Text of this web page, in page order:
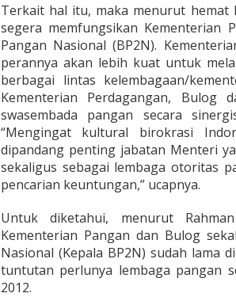
g
a
n
Terkait hal itu, maka menurut hemat
segera memfungsikan Kementerian
Pangan Nasional (BP2N).
perannya akan lebih kuat untuk
berbagai lintas kelembagaan/
Kementerian Perdagangan, Bulog
swasembada pangan secara
“Mengingat kultural birokrasi
dipandang penting jabatan Menteri
sekaligus sebagai lembaga otoritas
pencarian keuntungan,” ucapnya.
Untuk diketahui, menurut
Kementerian Pangan dan Bulog
Nasional (Kepala BP2N) sudah lama
tuntutan perlunya lembaga pangan
2012.